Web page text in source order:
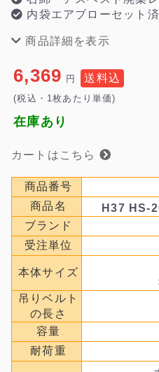
内袋エアブローセット
商品詳細を表示
6,369 円 送料込
(税込・1枚あたり単価)
在庫あり
カートはこちら
商品番号
商品名
H37 HS-
ブランド
受注単位
本体サイズ
吊りベルト
の長さ
容量
耐荷重